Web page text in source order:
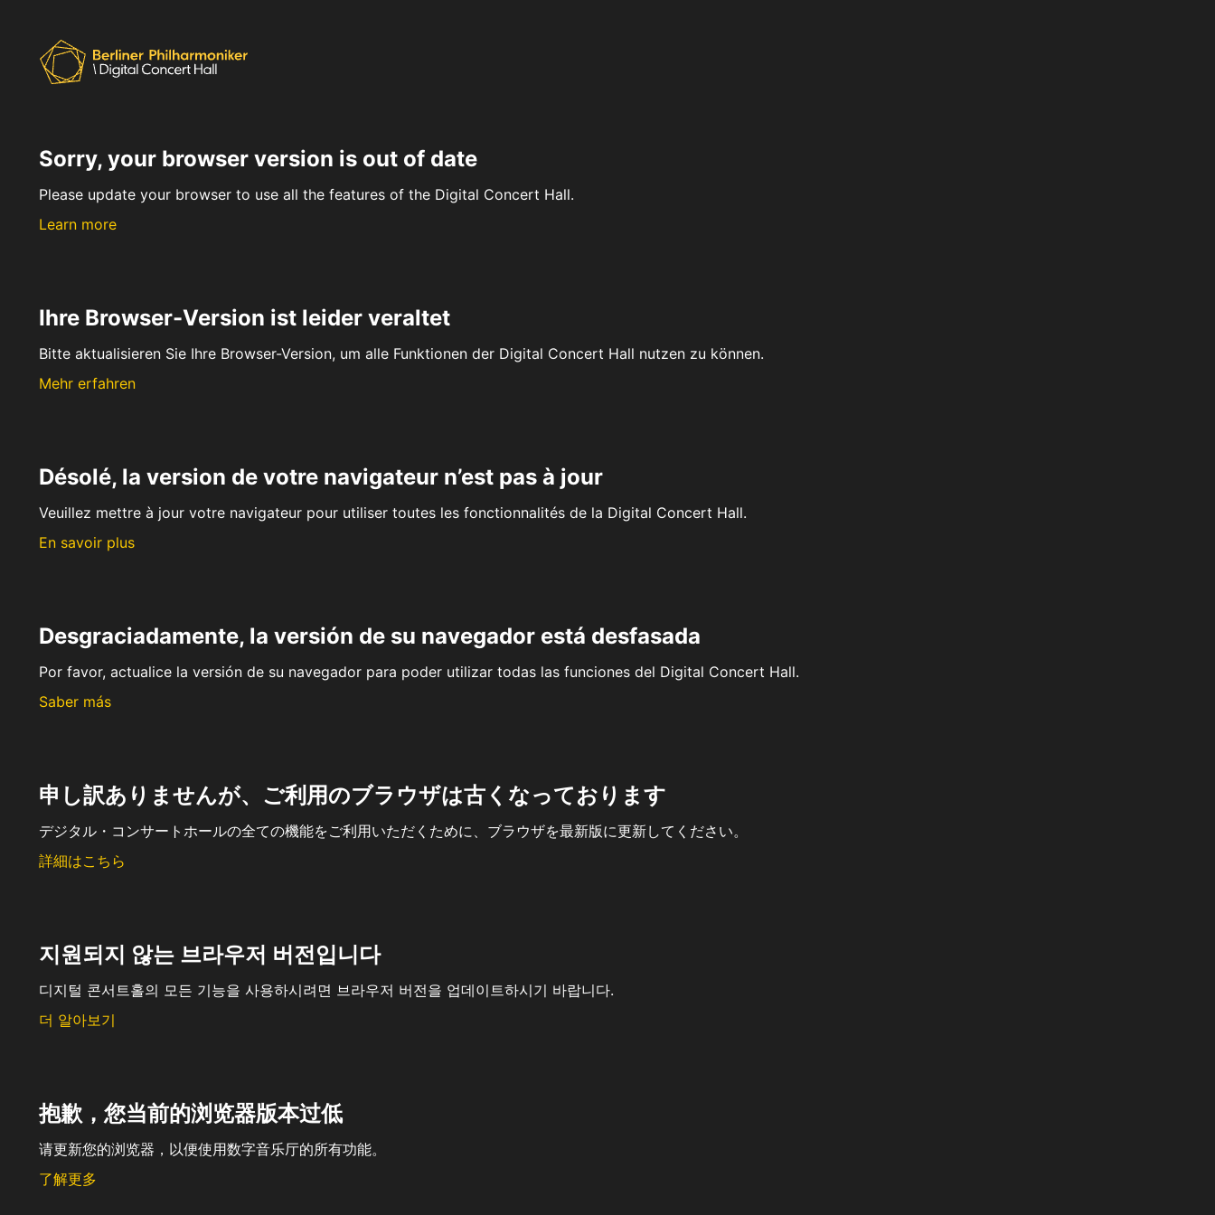
Sorry, your browser version is out of date
Please update your browser to use all the features of the Digital Concert Hall.
Learn more
Ihre Browser-Version ist leider veraltet
Bitte aktualisieren Sie Ihre Browser-Version, um alle Funktionen der Digital Concert Hall nutzen zu können.
Mehr erfahren
Désolé, la version de votre navigateur n’est pas à jour
Veuillez mettre à jour votre navigateur pour utiliser toutes les fonctionnalités de la Digital Concert Hall.
En savoir plus
Desgraciadamente, la versión de su navegador está desfasada
Por favor, actualice la versión de su navegador para poder utilizar todas las funciones del Digital Concert Hall.
Saber más
申し訳ありませんが、ご利用のブラウザは古くなっております
デジタル・コンサートホールの全ての機能をご利用いただくために、ブラウザを最新版に更新してください。
詳細はこちら
지원되지 않는 브라우저 버전입니다
디지털 콘서트홀의 모든 기능을 사용하시려면 브라우저 버전을 업데이트하시기 바랍니다.
더 알아보기
抱歉，您当前的浏览器版本过低
请更新您的浏览器，以便使用数字音乐厅的所有功能。
了解更多